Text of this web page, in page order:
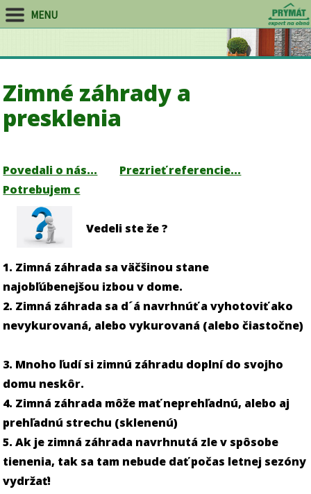
MENU
Zimné záhrady a
presklenia
Povedali o nás...
Prezrieť referencie...
Potrebujem c
Vedeli ste že ?
1. Zimná záhrada sa väčšinou stane
najobľúbenejšou izbou v dome.
2. Zimná záhrada sa d´á navrhnúť a vyhotoviť ako
nevykurovaná, alebo vykurovaná (alebo čiastočne)
3. Mnoho ľudí si zimnú záhradu doplní do svojho
domu neskôr.
4. Zimná záhrada môže mať neprehľadnú, alebo aj
prehľadnú strechu (sklenenú)
5. Ak je zimná záhrada navrhnutá zle v spôsobe
tienenia, tak sa tam nebude dať počas letnej sezóny
vydržať!